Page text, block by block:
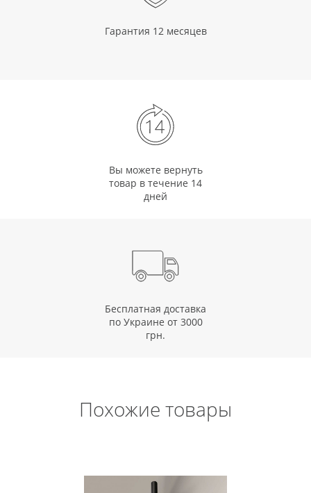
Гарантия 12 месяцев
Вы можете вернуть
товар в течение 14
дней
Бесплатная доставка
по Украине от 3000
грн.
Похожие товары